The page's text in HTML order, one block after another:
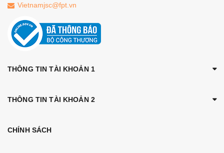
Vietnamjsc@fpt.vn
THÔNG TIN TÀI KHOẢN 1
THÔNG TIN TÀI KHOẢN 2
CHÍNH SÁCH